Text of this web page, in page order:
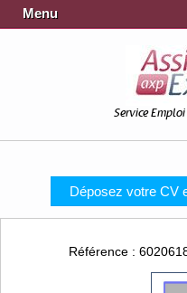
Menu
Service
Déposez votre CV
Référence :